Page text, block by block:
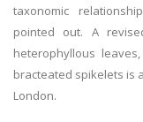
taxonomic
pointed out. A
heterophyllous
bracteated spikelets is
London.